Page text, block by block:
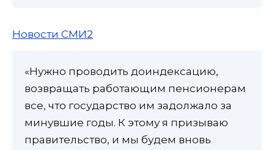
Новости СМИ2
«Нужно проводить доиндексацию,
возвращать работающим пенсионерам
все, что государство им задолжало за
минувшие годы. К этому я призываю
правительство, и мы будем вновь